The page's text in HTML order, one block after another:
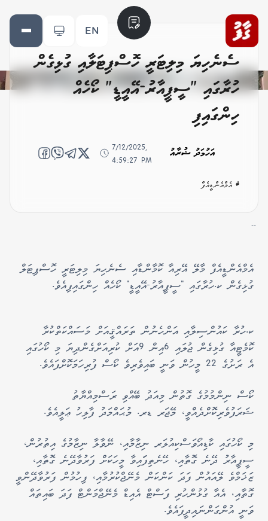
EN
ސެނެހިޔަ މިލިޓަރީ ހޮސްޕިޓަލާއި ގުޅިގެން
ހުރާގައި "ސީޕީއާރު-އޭއީޑީ" ކޯހެއް
ހިންގައިފި
އަހުމަދު ޝުރާއު
7/12/2025,
4:59:27 PM
# އެމްއެންޑީއެފް
--
އެމްއެންޑީއެފް މާލޭ އޭރިއާ ކޮމާންޑާއި ސެނެހިޔަ މިލިޓަރީ ހޮސްޕިޓަލް
ގުޅިގެން ކ.ހުރާގައި "ސީޕީއާރު-އޭއީޑީ" ކޯހެއް ހިންގައިފިއެވެ.
ކ.ހުރާ ކައުންސިލާއި އަންހެނުން ތަރައްޤީއަށް މަސައްކަތްކުރާ
ކޮމެޓީއާ ގުޅިގެން ޖުލައި 6އިން 9އަށް ކުރިއަށްގެންދިޔަ މި ކޯހުގައި
އެ ރަށުގެ 22 މީހުން ވަނީ ބައިވެރިވެ ކޯސް ފުރިހަމަކޮށްފައެވެ.
ކޯސް ނިންމުމުގެ ގޮތުން މިއަދު ބޭއްވި ރަސްމިއްޔާތު
ޝަރަފުވެރިކޮށްދެއްވީ، މޭޖަރ ޑރ. މުޙައްމަދު ފާލިހު ޢަލީއެވެ.
މި ކޯހުގައި ކާޑިއޯވަސްކިއުލަރ ނިޒާމާއި، ނޭވާލާ ނިޒާމުގެ އިތުރުން،
ސީޕީއާރު ދޭނެ ގޮތާއި، ހޭނެތިފަައިވާ މީހަކަށް ފަރުވާދޭނެ ގޮތާއި،
ޒަޚަމްވެ ލޭއައުން ފަދަ ކަންކަން މެނޭޖްކުރުމާއި، ފިހުމުން ފަރުވާދޭންވީ
ގޮތާއި، އެއާ ގުޅުންހުރި ފަސްޓް އެއިޑް މެނޭޖްމަންޓް ފަދަ ބައިތައް
ވަނީ އުންގަންނައިދީފައެވެ.